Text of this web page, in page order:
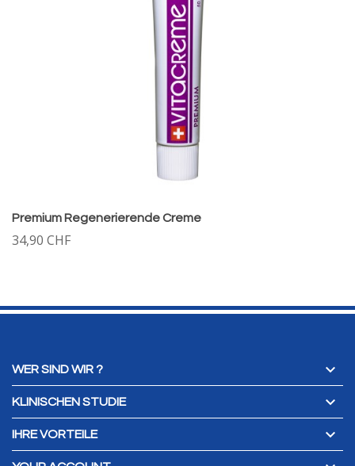
Premium Regenerierende Creme
34,90 CHF
WER SIND WIR ? 
KLINISCHEN STUDIE 
IHRE VORTEILE 